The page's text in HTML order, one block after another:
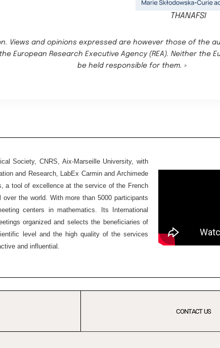
THANAFSI
Views and opinions expressed are however those of the
European Research Executive Agency (REA). Neither the
be held responsible for them. »
Society, CNRS, Aix-Marseille University, with
and Research, LabEx Carmin and Archimede
a tool of excellence at the service of the French
the world. With more than 5000 participants
centers in mathematics. Its International
organized and selects the beneficiaries of
level and the high quality of the services
and influential.
CONTACT US